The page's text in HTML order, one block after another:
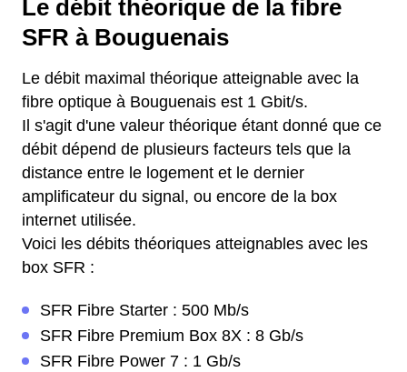
Le débit théorique de la fibre
SFR à Bouguenais
Le débit maximal théorique atteignable avec la
fibre optique à Bouguenais est 1 Gbit/s.
Il s'agit d'une valeur théorique étant donné que ce
débit dépend de plusieurs facteurs tels que la
distance entre le logement et le dernier
amplificateur du signal, ou encore de la box
internet utilisée.
Voici les débits théoriques atteignables avec les
box SFR :
SFR Fibre Starter : 500 Mb/s
SFR Fibre Premium Box 8X : 8 Gb/s
SFR Fibre Power 7 : 1 Gb/s